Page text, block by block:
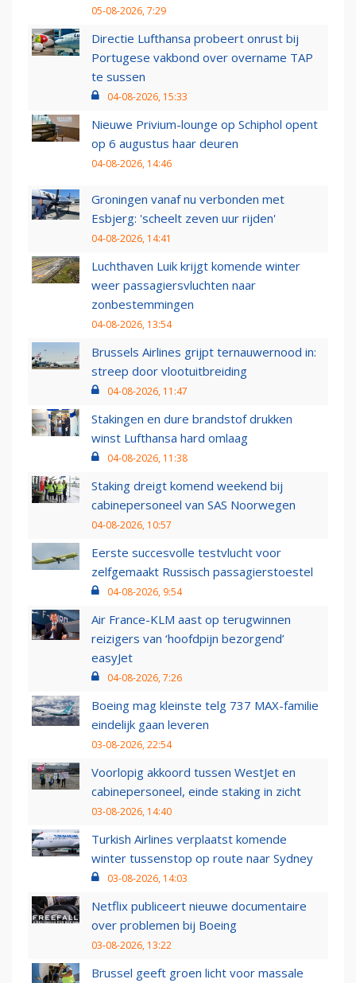
05-08-2026, 7:29
Directie Lufthansa probeert onrust bij
Portugese vakbond over overname TAP
te sussen
04-08-2026, 15:33
Nieuwe Privium-lounge op Schiphol opent
op 6 augustus haar deuren
04-08-2026, 14:46
Groningen vanaf nu verbonden met
Esbjerg: 'scheelt zeven uur rijden'
04-08-2026, 14:41
Luchthaven Luik krijgt komende winter
weer passagiersvluchten naar
zonbestemmingen
04-08-2026, 13:54
Brussels Airlines grijpt ternauwernood in:
streep door vlootuitbreiding
04-08-2026, 11:47
Stakingen en dure brandstof drukken
winst Lufthansa hard omlaag
04-08-2026, 11:38
Staking dreigt komend weekend bij
cabinepersoneel van SAS Noorwegen
04-08-2026, 10:57
Eerste succesvolle testvlucht voor
zelfgemaakt Russisch passagierstoestel
04-08-2026, 9:54
Air France-KLM aast op terugwinnen
reizigers van ‘hoofdpijn bezorgend’
easyJet
04-08-2026, 7:26
Boeing mag kleinste telg 737 MAX-familie
eindelijk gaan leveren
03-08-2026, 22:54
Voorlopig akkoord tussen WestJet en
cabinepersoneel, einde staking in zicht
03-08-2026, 14:40
Turkish Airlines verplaatst komende
winter tussenstop op route naar Sydney
03-08-2026, 14:03
Netflix publiceert nieuwe documentaire
over problemen bij Boeing
03-08-2026, 13:22
Brussel geeft groen licht voor massale